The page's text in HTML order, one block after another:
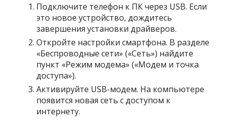
Подключите телефон к ПК через USB. Если
это новое устройство, дождитесь
завершения установки драйверов.
Откройте настройки смартфона. В разделе
«Беспроводные сети» («Сеть») найдите
пункт «Режим модема» («Модем и точка
доступа»).
Активируйте USB-модем. На компьютере
появится новая сеть с доступом к
интернету.